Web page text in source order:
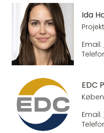
Ida
Email:
EDC
Email: